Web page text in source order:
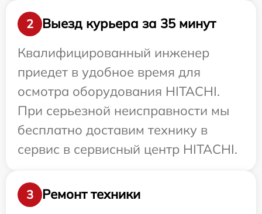
2
Выезд курьера за 35 минут
Квалифицированный инженер
приедет в удобное время для
осмотра оборудования HITACHI.
При серьезной неисправности мы
бесплатно доставим технику в
сервис в сервисный центр HITACHI.
3
Ремонт техники